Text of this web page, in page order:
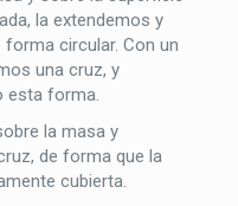
la extendemos y
circular. Con un
una cruz, y
esta forma.
la masa y
de forma que la
cubierta.